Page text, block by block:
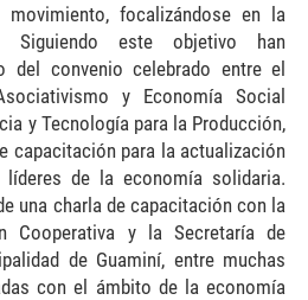
focalizándose en la
Siguiendo este objetivo han
del convenio celebrado entre el
y Economía Social
y Tecnología para la Producción,
capacitación para la actualización
de la economía solidaria.
una charla de capacitación con la
Cooperativa y la Secretaría de
de Guaminí, entre muchas
con el ámbito de la economía